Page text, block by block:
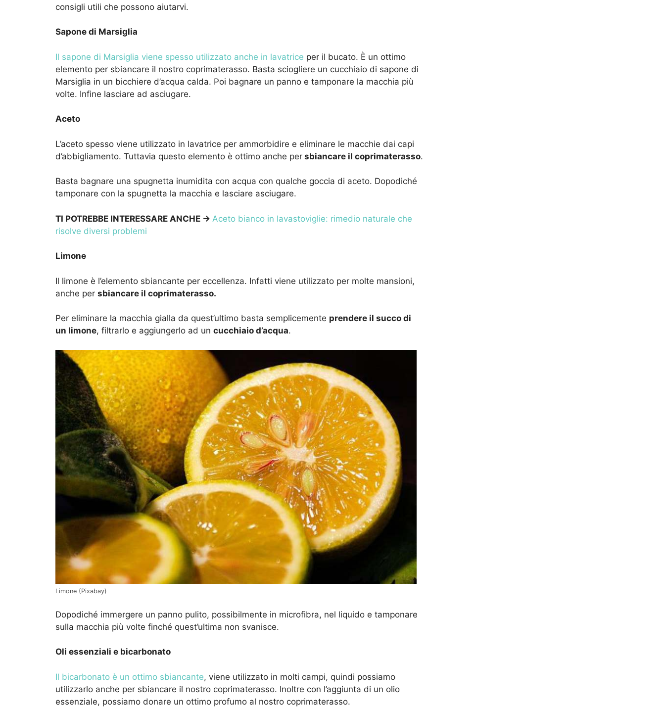
consigli utili che possono aiutarvi.
Sapone di Marsiglia
Il sapone di Marsiglia viene spesso utilizzato anche in lavatrice per il bucato. È un ottimo
elemento per sbiancare il nostro coprimaterasso. Basta sciogliere un cucchiaio di sapone di
Marsiglia in un bicchiere d’acqua calda. Poi bagnare un panno e tamponare la macchia più
volte. Infine lasciare ad asciugare.
Aceto
L’aceto spesso viene utilizzato in lavatrice per ammorbidire e eliminare le macchie dai capi
d’abbigliamento. Tuttavia questo elemento è ottimo anche per sbiancare il coprimaterasso.
Basta bagnare una spugnetta inumidita con acqua con qualche goccia di aceto. Dopodiché
tamponare con la spugnetta la macchia e lasciare asciugare.
TI POTREBBE INTERESSARE ANCHE -> Aceto bianco in lavastoviglie: rimedio naturale che
risolve diversi problemi
Limone
Il limone è l’elemento sbiancante per eccellenza. Infatti viene utilizzato per molte mansioni,
anche per sbiancare il coprimaterasso.
Per eliminare la macchia gialla da quest’ultimo basta semplicemente prendere il succo di
un limone, filtrarlo e aggiungerlo ad un cucchiaio d’acqua.
Limone (Pixabay)
Dopodiché immergere un panno pulito, possibilmente in microfibra, nel liquido e tamponare
sulla macchia più volte finché quest’ultima non svanisce.
Oli essenziali e bicarbonato
Il bicarbonato è un ottimo sbiancante, viene utilizzato in molti campi, quindi possiamo
utilizzarlo anche per sbiancare il nostro coprimaterasso. Inoltre con l’aggiunta di un olio
essenziale, possiamo donare un ottimo profumo al nostro coprimaterasso.